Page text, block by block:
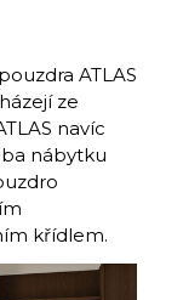
ATLAS
ze
navíc
nábytku
křídlem.